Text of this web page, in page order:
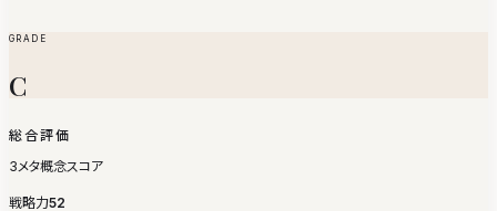
GRADE
C
総合評価
3メタ概念スコア
戦略力52